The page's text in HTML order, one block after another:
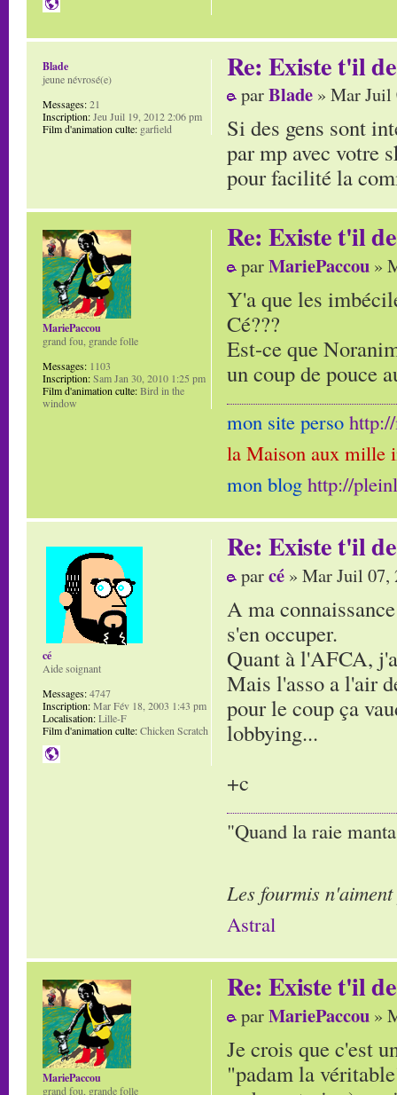
Re: Existe t'il
parBlade » Mar Juil
Si des gens sont
par mp avec votre
pour facilité la
Blade
jeune névrosé(e)
Messages:21
Inscription:Jeu Juil 19, 2012 2:06 pm
Film d'animation culte: garfield
Re: Existe t'il
parMariePaccou »
Y'a que les
Cé???
Est-ce que
un coup de pouce
mon site perso
la Maison aux mille
mon blog http://
MariePaccou
grand fou, grande folle
Messages: 1103
Inscription:Sam Jan 30, 2010 1:25 pm
Film d'animation culte:Bird in the
window
Re: Existe t'il
parcé » Mar Juil 07,
A ma
s'en occuper.
Quant à l'AFCA,
Mais l'asso a l'air
pour le coup ça
lobbying...
+c
"Quand la raie
Les fourmis
Astral
cé
Aide soignant
Messages:4747
Inscription:Mar Fév 18, 2003 1:43 pm
Localisation:Lille-F
Film d'animation culte:Chicken Scratch
Re: Existe t'il
parMariePaccou »
Je crois que c'est
"padam la
MariePaccou
grand fou, grande folle